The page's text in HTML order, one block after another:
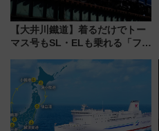
【大井川鐵道】着るだけでトー
マス号もSL・ELも乗れる「フリ
受注販売